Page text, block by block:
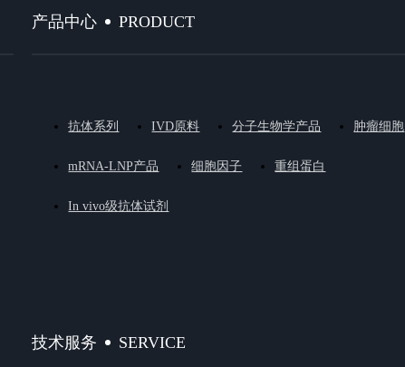
产品中心 PRODUCT
抗体系列 IVD原料 分子生物学产品 肿瘤细胞
mRNA-LNP产品 细胞因子 重组蛋白
In vivo级抗体试剂
技术服务 SERVICE